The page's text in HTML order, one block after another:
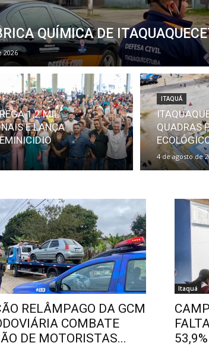
QUÍMICA DE
2026
1,2 MIL
E LANÇA
ITAQUÁ
QUADRAS
4 de agosto de
RELÂMPAGO DA GCM
COMBATE
DE MOTORISTAS...
Itaquá